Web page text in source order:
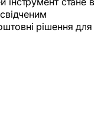
рішення для